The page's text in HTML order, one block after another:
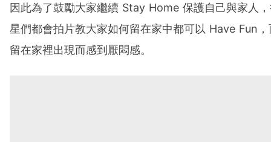
因此為了鼓勵大家繼續 Stay Home 保護自己與家人
星們都會拍片教大家如何留在家中都可以 Have Fun
留在家裡出現而感到厭悶感。